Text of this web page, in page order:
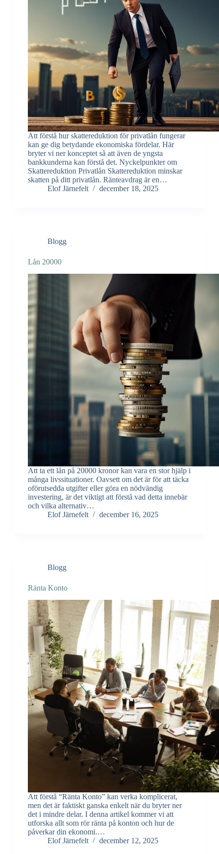
Att förstå hur skattereduktion för privatlån fungerar
kan ge dig betydande ekonomiska fördelar. Här
bryter vi ner konceptet så att även de yngsta
bankkunderna kan förstå det. Nyckelpunkter om
Skattereduktion Privatlån Skattereduktion minskar
skatten på ditt privatlån. Ränteavdrag är en…
Elof Järnefelt
december 18, 2025
Blogg
Lån 20000
Att ta ett lån på 20000 kronor kan vara en stor hjälp i
många livssituationer. Oavsett om det är för att täcka
oförutsedda utgifter eller göra en nödvändig
investering, är det viktigt att förstå vad detta innebär
och vilka alternativ…
Elof Järnefelt
december 16, 2025
Blogg
Ränta Konto
Att förstå “Ränta Konto” kan verka komplicerat,
men det är faktiskt ganska enkelt när du bryter ner
det i mindre delar. I denna artikel kommer vi att
utforska allt som rör ränta på konton och hur de
påverkar din ekonomi.…
Elof Järnefelt
december 12, 2025